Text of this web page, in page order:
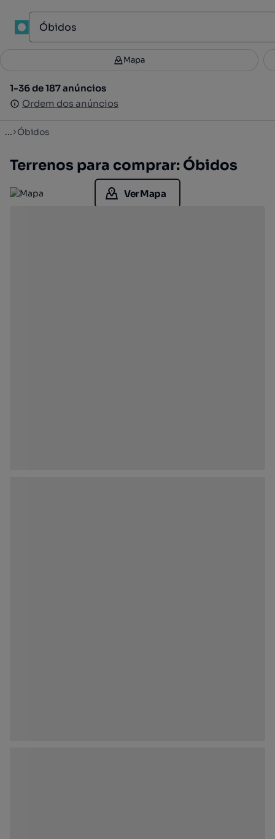
Filtros 2
1-36 de 187 anúncios
Ordem dos anúncios
Mapa
1-36 de 187 anúncios
Ordem dos anúncios
... Óbidos
Terrenos para comprar: Óbidos
Ver Mapa